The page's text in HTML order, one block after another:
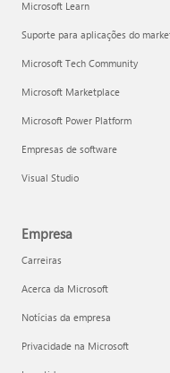
Microsoft Learn
Suporte para aplicações do
Microsoft Tech Community
Microsoft Marketplace
Microsoft Power Platform
Empresas de software
Visual Studio
Empresa
Carreiras
Acerca da Microsoft
Notícias da empresa
Privacidade na Microsoft